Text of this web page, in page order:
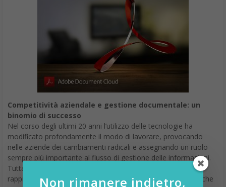
Competitività aziendale e gestione documentale: un
binomio di successo
Nel corso degli ultimi 20 anni l’utilizzo delle tecnologie ha
modificato profondamente il modo di lavorare, provocando
nelle aziende dei cambiamenti radicali e assegnando un ruolo
sempre più importante al flusso di gestione delle informazioni.
Tuttavia si riscontra spesso che proprio questo aspetto
rappresenta una fonte di possibili problemi e rallentamenti, che
Non rimanere indietro,